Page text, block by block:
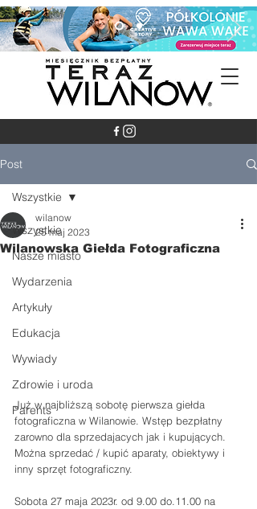
Post
Wszystkie
Nasze miasto
Wydarzenia
Artykuły
Edukacja
Wywiady
Zdrowie i uroda
Parents
Wszystkie
Wilanowska Giełda Fotograficzna
wilanow
25 maj 2023
Już w najbliższą sobotę pierwsza giełda
fotograficzna w Wilanowie. Wstęp bezpłatny
zarowno dla sprzedajacych jak i kupujących.
Można sprzedać / kupić aparaty, obiektywy i
inny sprzęt fotograficzny.
Sobota 27 maja 2023r. od 9.00 do.11.00 na